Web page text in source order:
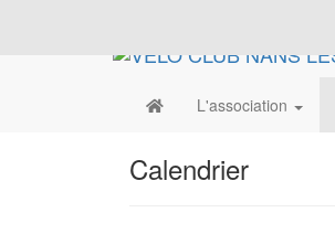
L'association
Calendrier